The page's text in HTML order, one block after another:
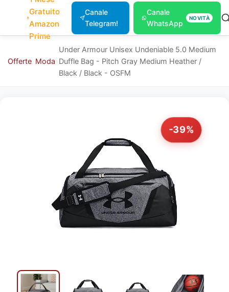
Gratuito
Amazon
Prime
Canale
Telegram!
Canale
WhatsApp
NOVITÀ
Offerte Moda
Under Armour Unisex Undeniable 5.0 Medium
Duffle Bag - Pitch Gray Medium Heather /
Black / Black - OSFM
-39%